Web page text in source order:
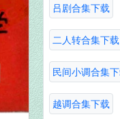
吕剧合集下载
二人转合集下载
民间小调合集
越调合集下载